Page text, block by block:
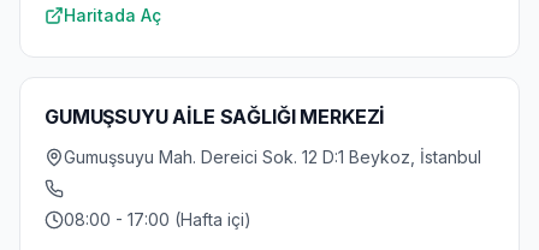
Haritada Aç
GUMUŞSUYU AİLE SAĞLIĞI MERKEZİ
Gumuşsuyu Mah. Dereici Sok. 12 D:1 Beykoz, İstanbul
08:00 - 17:00 (Hafta içi)